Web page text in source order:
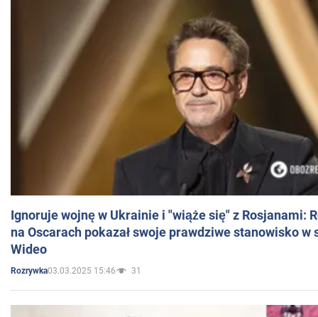
Ignoruje wojnę w Ukrainie i "wiąże się" z Rosjanami:
na Oscarach pokazał swoje prawdziwe stanowisko w
Wideo
Rozrywka03.03.2025 15:46 31